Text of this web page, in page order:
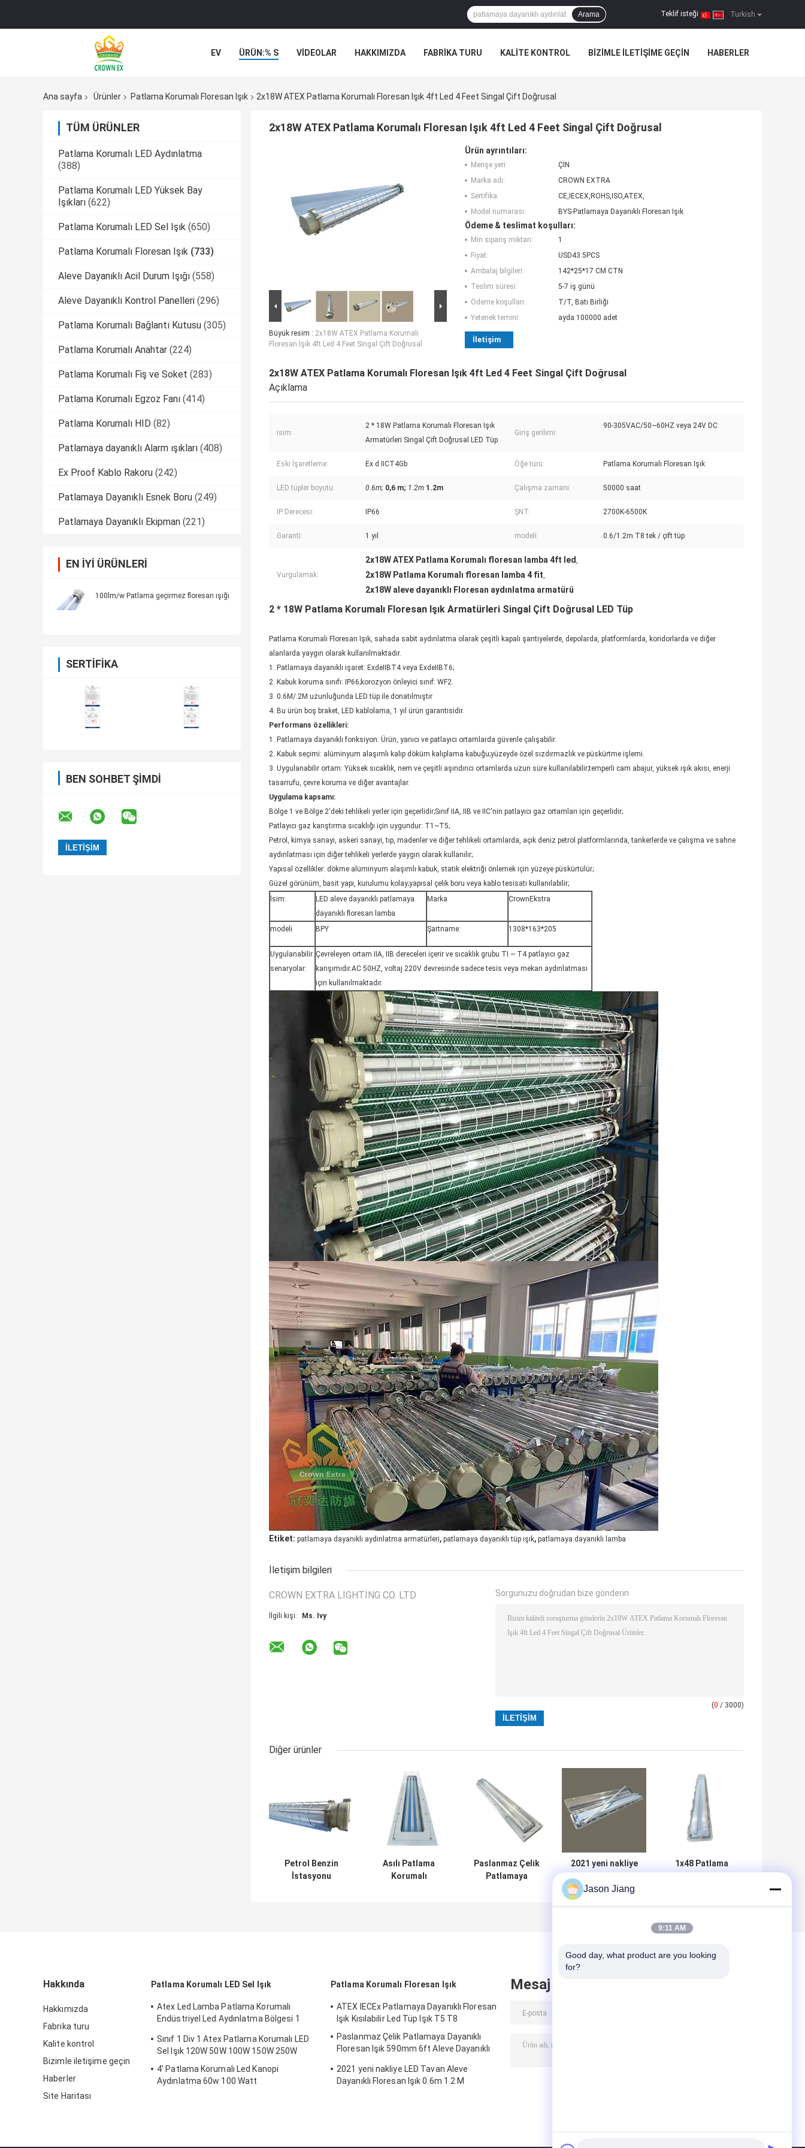
Turkish
Teklif isteği |
Arama
EV ÜRÜN:% S VİDEOLAR HAKKIMIZDA FABRIKA TURU KALITE KONTROL BIZIMLE ILETIŞIME GEÇIN HABERLER
Ana sayfa
Ürünler Patlama Korumalı Floresan Işık 2x18W ATEX Patlama Korumalı Floresan Işık 4ft Led 4 Feet Singal Çift Doğrusal
TÜM ÜRÜNLER
Patlama Korumalı LED Aydınlatma
(388)
Patlama Korumalı LED Yüksek Bay
Işıkları (622)
Patlama Korumalı LED Sel Işık (650)
Patlama Korumalı Floresan Işık (733)
Aleve Dayanıklı Acil Durum Işığı (558)
Aleve Dayanıklı Kontrol Panelleri (296)
Patlama Korumalı Bağlantı Kutusu (305)
Patlama Korumalı Anahtar (224)
Patlama Korumalı Fiş ve Soket (283)
Patlama Korumalı Egzoz Fanı (414)
Patlama Korumalı HID (82)
Patlamaya dayanıklı Alarm ışıkları (408)
Ex Proof Kablo Rakoru (242)
Patlamaya Dayanıklı Esnek Boru (249)
Patlamaya Dayanıklı Ekipman (221)
EN IYI ÜRÜNLERI
100lm/w Patlama geçirmez floresan ışığı
SERTIFIKA
BEN SOHBET ŞIMDI
2x18W ATEX Patlama Korumalı Floresan Işık 4ft Led 4 Feet Singal Çift Doğrusal
Büyük resim : 2x18W ATEX Patlama Korumalı
Floresan Işık 4ft Led 4 Feet Singal Çift Doğrusal
Ürün ayrıntıları:
Menşe yeri:
ÇİN
Marka adı:
CROWN EXTRA
Sertifika:
CE,IECEX,ROHS,ISO,ATEX,
Model numarası:
BYS-Patlamaya Dayanıklı Floresan Işık
Ödeme & teslimat koşulları:
Min sipariş miktarı:
1
Fiyat:
USD43.5PCS
Ambalaj bilgileri:
142*25*17 CM CTN
Teslim süresi:
5-7 iş günü
Ödeme koşulları:
T/T, Batı Birliği
Yetenek temini:
ayda 100000 adet
İletişim
2x18W ATEX Patlama Korumalı Floresan Işık 4ft Led 4 Feet Singal Çift Doğrusal
Açıklama
isim:
2 * 18W Patlama Korumalı Floresan Işık
Armatürleri Singal Çift Doğrusal LED Tüp
Giriş gerilimi:
90-305VAC/50~60HZ veya 24V DC
Eski İşaretleme: Ex d IICT4Gb Öğe türü: Patlama Korumalı Floresan Işık
LED tüpler boyutu: 0.6m; 0,6 m; 1.2m 1.2m Çalışma zamanı: 50000 saat
IP Derecesi: IP66 ŞNT: 2700K-6500K
Garanti: 1 yıl modeli: 0.6/1.2m T8 tek / çift tüp
Vurgulamak:
2x18W ATEX Patlama Korumalı floresan lamba 4ft led,
2x18W Patlama Korumalı floresan lamba 4 fit,
2x18W aleve dayanıklı Floresan aydınlatma armatürü
2 * 18W Patlama Korumalı Floresan Işık Armatürleri Singal Çift Doğrusal LED Tüp
Patlama Korumalı Floresan Işık, sahada sabit aydınlatma olarak çeşitli kapalı şantiyelerde, depolarda, platformlarda, koridorlarda ve diğer
alanlarda yaygın olarak kullanılmaktadır.
1. Patlamaya dayanıklı işaret: ExdeⅡBT4 veya ExdeⅡBT6;
2. Kabuk koruma sınıfı: IP66;korozyon önleyici sınıf: WF2.
3. 0.6M/.2M uzunluğunda LED tüp ile donatılmıştır
4. Bu ürün boş braket, LED kablolama, 1 yıl ürün garantisidir.
Performans özellikleri:
1. Patlamaya dayanıklı fonksiyon: Ürün, yanıcı ve patlayıcı ortamlarda güvenle çalışabilir.
2. Kabuk seçimi: alüminyum alaşımlı kalıp döküm kalıplama kabuğu;yüzeyde özel sızdırmazlık ve püskürtme işlemi.
3. Uygulanabilir ortam: Yüksek sıcaklık, nem ve çeşitli aşındırıcı ortamlarda uzun süre kullanılabilir;temperli cam abajur, yüksek ışık akısı, enerji
tasarrufu, çevre koruma ve diğer avantajlar.
Uygulama kapsamı:
Bölge 1 ve Bölge 2'deki tehlikeli yerler için geçerlidir;Sınıf IIA, IIB ve IIC'nin patlayıcı gaz ortamları için geçerlidir;
Patlayıcı gaz karıştırma sıcaklığı için uygundur: T1~T5;
Petrol, kimya sanayi, askeri sanayi, tıp, madenler ve diğer tehlikeli ortamlarda, açık deniz petrol platformlarında, tankerlerde ve çalışma ve sahne
aydınlatması için diğer tehlikeli yerlerde yaygın olarak kullanılır;
Yapısal özellikler: dökme alüminyum alaşımlı kabuk, statik elektriği önlemek için yüzeye püskürtülür;
Güzel görünüm, basit yapı, kurulumu kolay;yapısal çelik boru veya kablo tesisatı kullanılabilir;
İsim:
LED aleve dayanıklı patlamaya
dayanıklı floresan lamba
Marka CrownEkstra
modeli BPY Şartname: 1308*163*205
Uygulanabilir
senaryolar:
Çevreleyen ortam IIA, IIB dereceleri içerir ve sıcaklık grubu TI ~ T4 patlayıcı gaz
karışımıdır.AC 50HZ, voltaj 220V devresinde sadece tesis veya mekan aydınlatması
için kullanılmaktadır.
Etiket: patlamaya dayanıklı aydınlatma armatürleri, patlamaya dayanıklı tüp ışık, patlamaya dayanıklı lamba
İletişim bilgileri
CROWN EXTRA LIGHTING CO. LTD
İlgili kişi: Ms. Ivy
Sorgunuzu doğrudan bize gönderin
(0 / 3000)
Diğer ürünler
Petrol Benzin
İstasyonu
Asılı Patlama
Korumalı
Paslanmaz Çelik
Patlamaya
2021 yeni nakliye
LED Tavan Aleve
Dayanıklı
Floresan Işık 0.6m
1x48 Patlama
Hakkında
Hakkımızda
Fabrika turu
Kalite kontrol
Bizimle iletişime geçin
Haberler
Site Haritası
Patlama Korumalı LED Sel Işık
Atex Led Lamba Patlama Korumalı
Endüstriyel Led Aydınlatma Bölgesi 1
Sınıf 1 Div 1 Atex Patlama Korumalı LED
Sel Işık 120W 50W 100W 150W 250W
4' Patlama Korumalı Led Kanopi
Aydınlatma 60w 100 Watt
Patlama Korumalı Floresan Işık
ATEX IECEx Patlamaya Dayanıklı Floresan
Işık Kısılabilir Led Tüp Işık T5 T8
Paslanmaz Çelik Patlamaya Dayanıklı
Floresan Işık 590mm 6ft Aleve Dayanıklı
2021 yeni nakliye LED Tavan Aleve
Dayanıklı Floresan Işık 0.6m 1.2 M
Mesaj bırak
Jason Jiang
9:11 AM
Good day, what product are you looking
for?